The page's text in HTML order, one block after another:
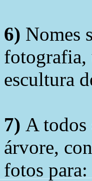
6) Nomes
fotografia,
escultura
7) A todos
árvore,
fotos para: